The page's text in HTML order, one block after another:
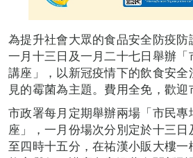
為提升社會大眾的食品安全防疫
一月十三日及一月二十七日舉辦
講座」，以新冠疫情下的飲食安全
見的霉菌為主題。費用全免，歡迎
市政署每月定期舉辦兩場「市民專
座」，一月份場次分別定於十三
至四時十五分，在祐漢小販大樓